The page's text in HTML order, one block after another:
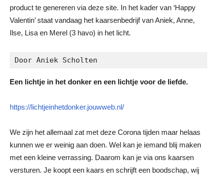
product te genereren via deze site. In het kader van ‘Happy
Valentin’ staat vandaag het kaarsenbedrijf van Aniek, Anne,
Ilse, Lisa en Merel (3 havo) in het licht.
Door Aniek Scholten
Een lichtje in het donker en een lichtje voor de liefde.
https://lichtjeinhetdonker.jouwweb.nl/
We zijn het allemaal zat met deze Corona tijden maar helaas
kunnen we er weinig aan doen. Wel kan je iemand blij maken
met een kleine verrassing. Daarom kan je via ons kaarsen
versturen. Je koopt een kaars en schrijft een boodschap, wij